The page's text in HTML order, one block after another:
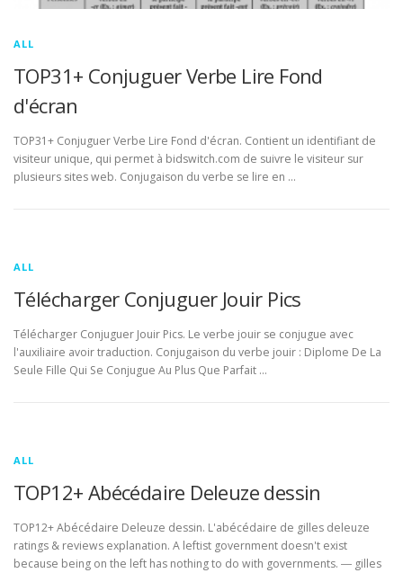
ALL
TOP31+ Conjuguer Verbe Lire Fond
d'écran
TOP31+ Conjuguer Verbe Lire Fond d'écran. Contient un identifiant de
visiteur unique, qui permet à bidswitch.com de suivre le visiteur sur
plusieurs sites web. Conjugaison du verbe se lire en …
ALL
Télécharger Conjuguer Jouir Pics
Télécharger Conjuguer Jouir Pics. Le verbe jouir se conjugue avec
l'auxiliaire avoir traduction. Conjugaison du verbe jouir : Diplome De La
Seule Fille Qui Se Conjugue Au Plus Que Parfait …
ALL
TOP12+ Abécédaire Deleuze dessin
TOP12+ Abécédaire Deleuze dessin. L'abécédaire de gilles deleuze
ratings & reviews explanation. A leftist government doesn't exist
because being on the left has nothing to do with governments. ― gilles